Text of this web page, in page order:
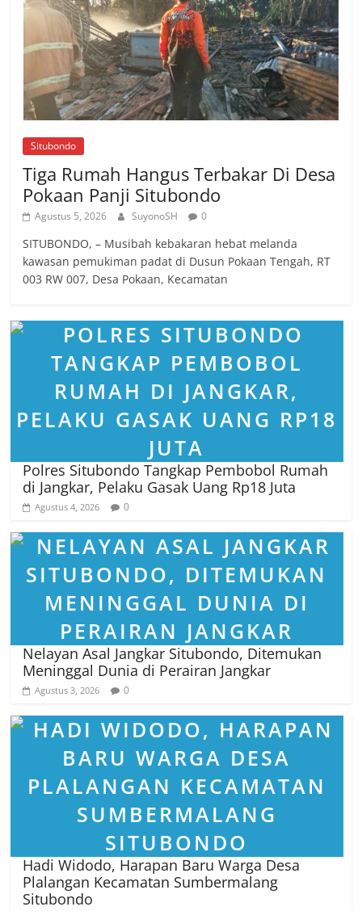
Situbondo
Tiga Rumah Hangus Terbakar Di Desa
Pokaan Panji Situbondo
Agustus 5, 2026 SuyonoSH 0
SITUBONDO, – Musibah kebakaran hebat melanda
kawasan pemukiman padat di Dusun Pokaan Tengah, RT
003 RW 007, Desa Pokaan, Kecamatan
Polres Situbondo Tangkap Pembobol Rumah
di Jangkar, Pelaku Gasak Uang Rp18 Juta
Agustus 4, 2026 0
Nelayan Asal Jangkar Situbondo, Ditemukan
Meninggal Dunia di Perairan Jangkar
Agustus 3, 2026 0
Hadi Widodo, Harapan Baru Warga Desa
Plalangan Kecamatan Sumbermalang
Situbondo